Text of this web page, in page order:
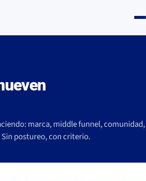
marca, middle funnel, comunidad,
postureo, con criterio.